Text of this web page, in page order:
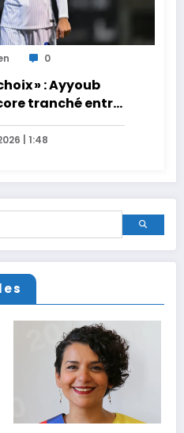
0
» : Ayyoub
tranché entre
| 1:48